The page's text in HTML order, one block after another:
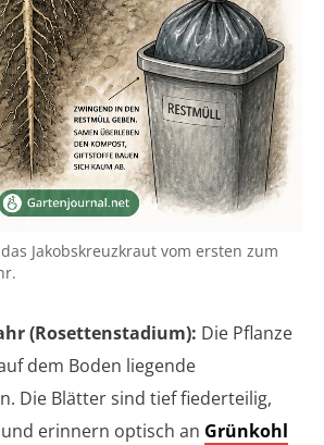
Jakobskreuzkraut vom ersten zum
(Rosettenstadium): Die Pflanze
dem Boden liegende
Die Blätter sind tief fiederteilig,
erinnern optisch an Grünkohl